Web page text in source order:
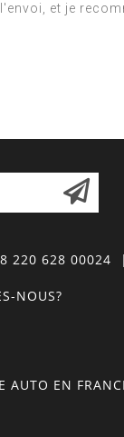
et je
220 628 00024
NOUS?
AUTO EN